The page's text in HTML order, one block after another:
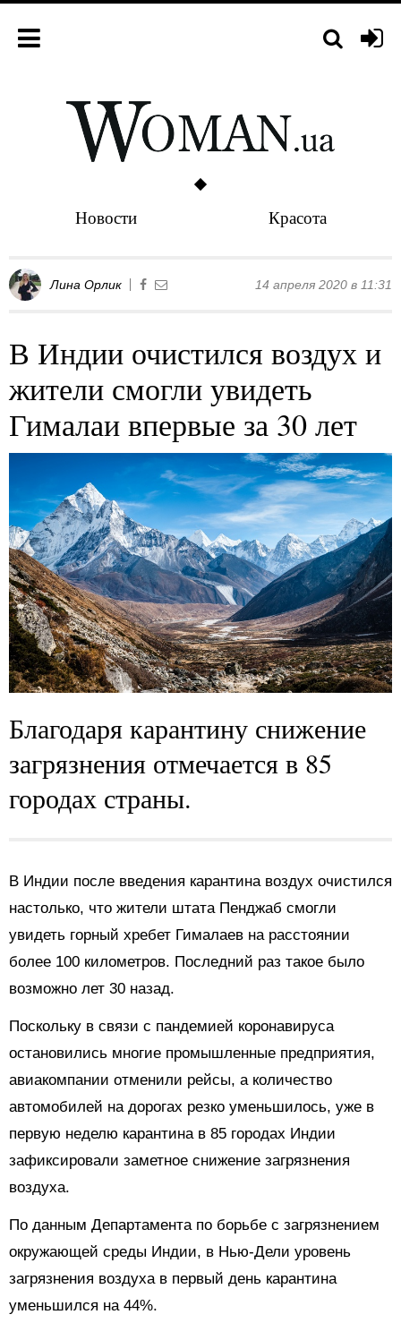
Новости Красота
Лина Орлик 14 апреля 2020 в 11:31
В Индии очистился воздух и
жители смогли увидеть
Гималаи впервые за 30 лет
Благодаря карантину снижение
загрязнения отмечается в 85
городах страны.
В Индии после введения карантина воздух очистился
настолько, что жители штата Пенджаб смогли
увидеть горный хребет Гималаев на расстоянии
более 100 километров. Последний раз такое было
возможно лет 30 назад.
Поскольку в связи с пандемией коронавируса
остановились многие промышленные предприятия,
авиакомпании отменили рейсы, а количество
автомобилей на дорогах резко уменьшилось, уже в
первую неделю карантина в 85 городах Индии
зафиксировали заметное снижение загрязнения
воздуха.
По данным Департамента по борьбе с загрязнением
окружающей среды Индии, в Нью-Дели уровень
загрязнения воздуха в первый день карантина
уменьшился на 44%.